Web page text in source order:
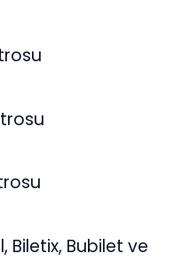
Biletix, Bubilet ve